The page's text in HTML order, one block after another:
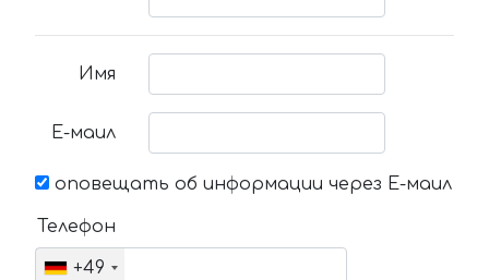
Имя
Е-маил
оповещать об информации через Е-маил
Телефон
+49